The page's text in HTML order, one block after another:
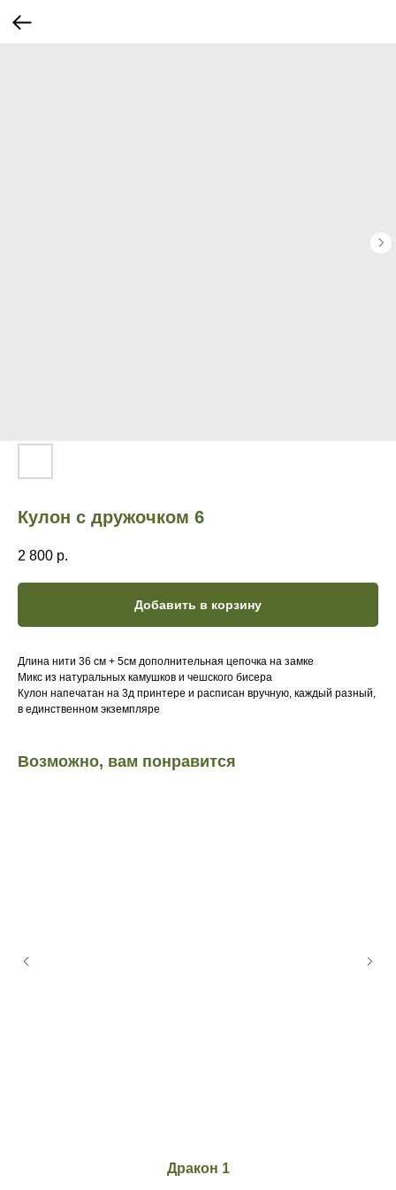
Кулон с дружочком 6
2 800 р.
Добавить в корзину
Длина нити 36 см + 5см дополнительная цепочка на замке
Микс из натуральных камушков и чешского бисера
Кулон напечатан на 3д принтере и расписан вручную, каждый разный,
в единственном экземпляре
Возможно, вам понравится
Дракон 1